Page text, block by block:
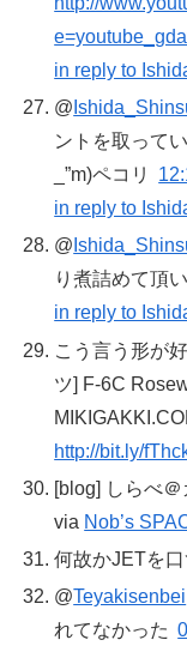
in reply to
@
ントを取って
_”m)ペコリ
in reply to
@
り煮詰めて頂
in reply to
こう言う形が
ツ] F-6C
http://bit.ly/
[blog] しらべ
via Nob’s
何故かJETを
@Teyakisenbei
れてなかった